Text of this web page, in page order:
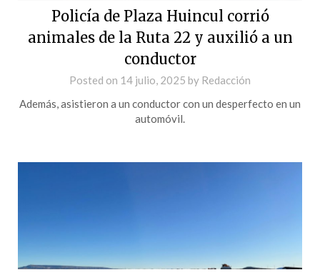
Policía de Plaza Huincul corrió
animales de la Ruta 22 y auxilió a un
conductor
Posted on 14 julio, 2025 by Redacción
Además, asistieron a un conductor con un desperfecto en un
automóvil.